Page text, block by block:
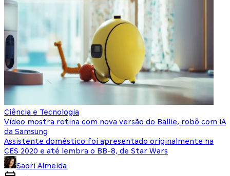
Ciência e Tecnologia
Vídeo mostra rotina com nova versão do Ballie, robô com IA
da Samsung
Assistente doméstico foi apresentado originalmente na
CES 2020 e até lembra o BB-8, de Star Wars
Saori Almeida